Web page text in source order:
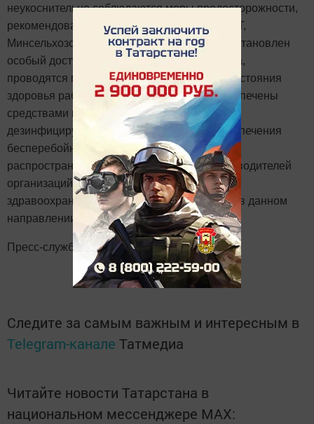
неукоснительно соблюдаются меры предосторожности,
рекомендованные Роспотребнадзором по РТ,
Минсельхозом РФ, Минсельхозпродом РТ. Установлен
особый доступ работников на рабочие места,
проводятся мероприятия по мониторингу состояния
здоровья работников. Все организации обеспечены
средствами индивидуальной защиты и
дезинфицирующими средствами. «Для обеспечения
бесперебойной работы в условиях угрозы
распространения коронавируса прошу руководителей
организаций АПК и районные организации
здравоохранения вести совместную работу в данном
направлении», - сказал Марат Зяббаров.
Пресс-служба Минсельхозпрода РТ
Следите за самым важным и интересным в
Telegram-канале Татмедиа
Читайте новости Татарстана в
национальном мессенджере MАХ: